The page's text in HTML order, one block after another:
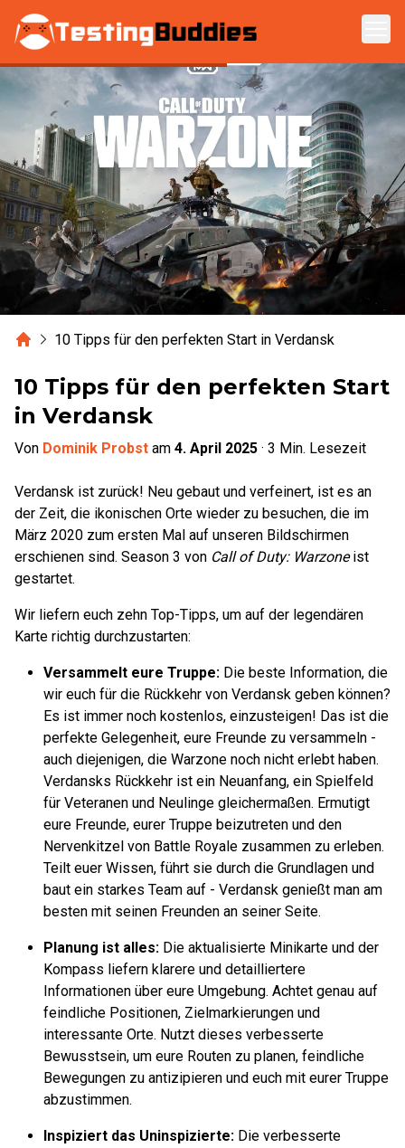
Zum Hauptinhalt springen
Home10 Tipps für den perfekten Start in Verdansk
10 Tipps für den perfekten Start
in Verdansk
Von Dominik Probst am 4. April 2025 · 3 Min. Lesezeit
Verdansk ist zurück! Neu gebaut und verfeinert, ist es an
der Zeit, die ikonischen Orte wieder zu besuchen, die im
März 2020 zum ersten Mal auf unseren Bildschirmen
erschienen sind. Season 3 von Call of Duty: Warzoneist
gestartet.
Wir liefern euch zehn Top-Tipps, um auf der legendären
Karte richtig durchzustarten:
Versammelt eure Truppe: Die beste Information, die
wir euch für die Rückkehr von Verdansk geben können?
Es ist immer noch kostenlos, einzusteigen! Das ist die
perfekte Gelegenheit, eure Freunde zu versammeln -
auch diejenigen, die Warzone noch nicht erlebt haben.
Verdansks Rückkehr ist ein Neuanfang, ein Spielfeld
für Veteranen und Neulinge gleichermaßen. Ermutigt
eure Freunde, eurer Truppe beizutreten und den
Nervenkitzel von Battle Royale zusammen zu erleben.
Teilt euer Wissen, führt sie durch die Grundlagen und
baut ein starkes Team auf - Verdansk genießt man am
besten mit seinen Freunden an seiner Seite.
Planung ist alles: Die aktualisierte Minikarte und der
Kompass liefern klarere und detailliertere
Informationen über eure Umgebung. Achtet genau auf
feindliche Positionen, Zielmarkierungen und
interessante Orte. Nutzt dieses verbesserte
Bewusstsein, um eure Routen zu planen, feindliche
Bewegungen zu antizipieren und euch mit eurer Truppe
abzustimmen.
Inspiziert das Uninspizierte: Die verbesserte